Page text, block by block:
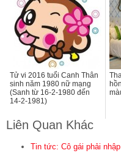
Tử vi 2016 tuổi Canh Thân
sinh năm 1980 nữ mạng
(Sanh từ 16-2-1980 đến
14-2-1981)
Liên Quan Khác
Tin tức: Cô gái phải